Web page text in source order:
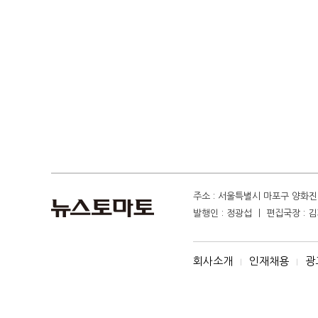
주소 : 서울특별시 마포구 양화
발행인 : 정광섭 ㅣ 편집국장 :
회사소개 I 인재채용 I 광